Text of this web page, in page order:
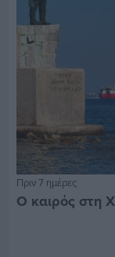
Πριν 7 ημέρες
Ο καιρός στη